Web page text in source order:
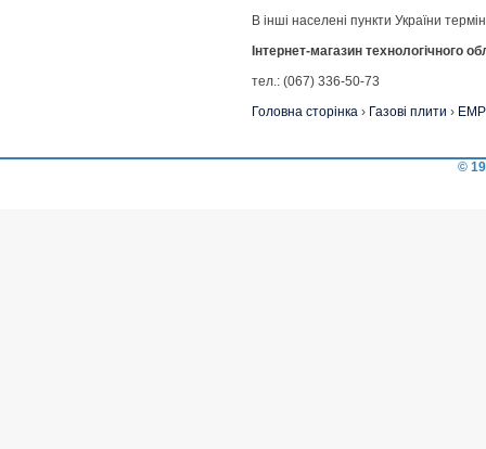
В інші населені пункти України
Інтернет-магазин технологічного
тел.: (067) 336-50-73
Головна сторінка › Газові плити ›
©